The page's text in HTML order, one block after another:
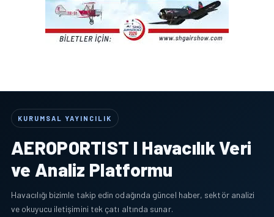
KURUMSAL YAYINCILIK
AEROPORTIST I Havacılık Veri
ve Analiz Platformu
Havacılığı bizimle takip edin odağında güncel haber, sektör analizi
ve okuyucu iletişimini tek çatı altında sunar.